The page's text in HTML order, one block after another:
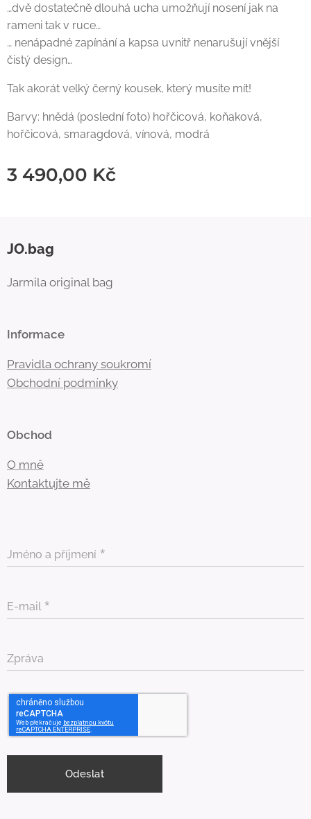
…dvě dostatečně dlouhá ucha umožňují nosení jak na
rameni tak v ruce…
… nenápadné zapínání a kapsa uvnitř nenarušují vnější
čistý design…
Tak akorát velký černý kousek, který musíte mít!
Barvy: hnědá (poslední foto) hořčicová, koňaková,
hořčicová, smaragdová, vínová, modrá
3 490,00 Kč
JO.bag
Jarmila original bag
Informace
Pravidla ochrany soukromí
Obchodní podmínky
Obchod
O mně
Kontaktujte mě
Jméno a příjmení
E-mail
Zpráva
Odeslat